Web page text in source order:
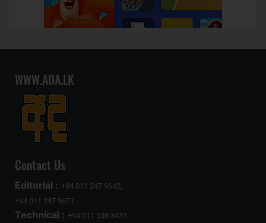
WWW.ADA.LK
Contact Us
Editorial : +94 011 247 9642,
+94 011 247 9671
Technical : +94 011 538 3437